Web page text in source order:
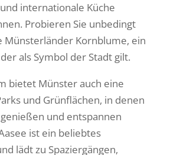
internationale Küche
Probieren Sie unbedingt
Münsterländer Kornblume, ein
als Symbol der Stadt gilt.
bietet Münster auch eine
und Grünflächen, in denen
und entspannen
ist ein beliebtes
lädt zu Spaziergängen,